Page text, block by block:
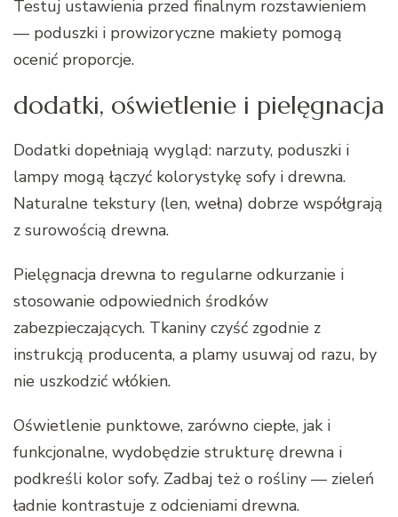
Testuj ustawienia przed finalnym rozstawieniem
— poduszki i prowizoryczne makiety pomogą
ocenić proporcje.
dodatki, oświetlenie i pielęgnacja
Dodatki dopełniają wygląd: narzuty, poduszki i
lampy mogą łączyć kolorystykę sofy i drewna.
Naturalne tekstury (len, wełna) dobrze współgrają
z surowością drewna.
Pielęgnacja drewna to regularne odkurzanie i
stosowanie odpowiednich środków
zabezpieczających. Tkaniny czyść zgodnie z
instrukcją producenta, a plamy usuwaj od razu, by
nie uszkodzić włókien.
Oświetlenie punktowe, zarówno ciepłe, jak i
funkcjonalne, wydobędzie strukturę drewna i
podkreśli kolor sofy. Zadbaj też o rośliny — zieleń
ładnie kontrastuje z odcieniami drewna.